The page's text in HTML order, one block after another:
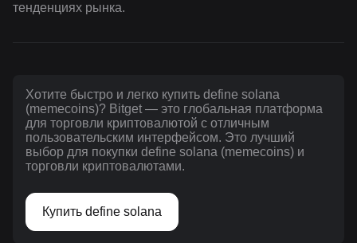
тенденциях рынка.
Хотите быстро и легко купить define solana
(memecoins)? Bitget — это глобальная платформа
для торговли криптовалютой с отличным
пользовательским интерфейсом. Это лучший
выбор для покупки define solana (memecoins) и
торговли криптовалютами.
Купить define solana